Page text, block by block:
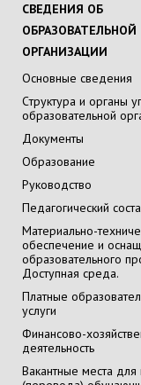
СВЕДЕНИЯ ОБ
ОБРАЗОВАТЕЛЬНОЙ
ОРГАНИЗАЦИИ
Основные сведения
Cтруктура и органы
образовательной
Документы
Образование
Руководство
Педагогический
Материально-
обеспечение и
образовательного
Доступная среда.
Платные
услуги
Финансово-
деятельность
Вакантные места